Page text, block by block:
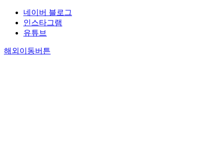
네이버 블로그
인스타그램
유튜브
해외이동버튼